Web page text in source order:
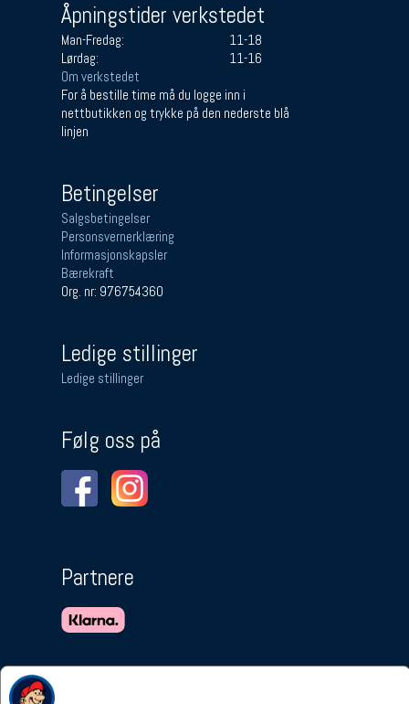
Åpningstider verkstedet
Man-Fredag:
11-18
Lørdag:
11-16
Om verkstedet
For å bestille time må du logge inn i
nettbutikken og trykke på den nederste blå
linjen
Betingelser
Salgsbetingelser
Personsvernerklæring
Informasjonskapsler
Bærekraft
Org. nr: 976754360
Ledige stillinger
Ledige stillinger
Følg oss på
Partnere